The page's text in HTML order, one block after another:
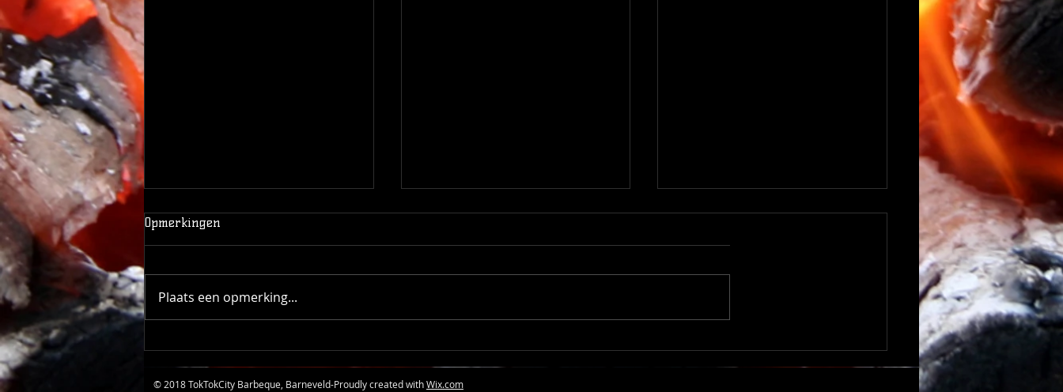
Opmerkingen
Plaats een opmerking...
© 2018 TokTokCity Barbeque, Barneveld-Proudly created withWix.com